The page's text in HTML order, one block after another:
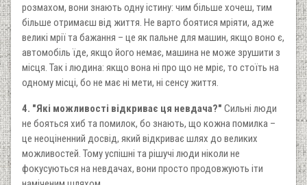
розмахом, вони знають одну істину: чим більше хочеш, тим
більше отримаєш від життя. Не варто боятися мріяти, адже
великі мрії та бажання – це як пальне для машин, якщо воно є,
автомобіль їде, якщо його немає, машина не може зрушити з
місця. Так і людина: якщо вона ні про що не мріє, то стоїть на
одному місці, бо не має ні мети, ні сенсу життя.
4. "Які можливості відкриває ця невдача?" Сильні люди
не бояться хиб та помилок, бо знають, що кожна помилка –
це неоціненний досвід, який відкриває шлях до великих
можливостей. Тому успішні та рішучі люди ніколи не
фокусуються на невдачах, вони просто продовжують іти